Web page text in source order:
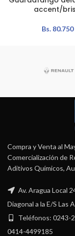
accent/
Bs.80.750
Compra y Venta al
Comercialización de
Aditivos Químicos,
Av. Aragua Local
Diagonal a la E/S Las
Teléfonos: 0243-
0414-4499185